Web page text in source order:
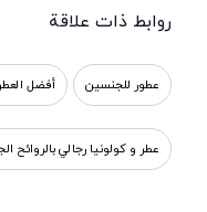
روابط ذات علاقة
عطور للجنسين أفضل
عطر و كولونيا رجالي بالروائح